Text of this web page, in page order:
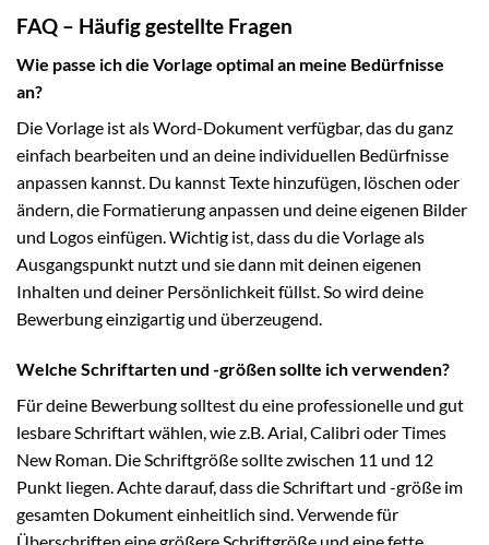
FAQ – Häufig gestellte Fragen
Wie passe ich die Vorlage optimal an meine Bedürfnisse
an?
Die Vorlage ist als Word-Dokument verfügbar, das du ganz
einfach bearbeiten und an deine individuellen Bedürfnisse
anpassen kannst. Du kannst Texte hinzufügen, löschen oder
ändern, die Formatierung anpassen und deine eigenen Bilder
und Logos einfügen. Wichtig ist, dass du die Vorlage als
Ausgangspunkt nutzt und sie dann mit deinen eigenen
Inhalten und deiner Persönlichkeit füllst. So wird deine
Bewerbung einzigartig und überzeugend.
Welche Schriftarten und -größen sollte ich verwenden?
Für deine Bewerbung solltest du eine professionelle und gut
lesbare Schriftart wählen, wie z.B. Arial, Calibri oder Times
New Roman. Die Schriftgröße sollte zwischen 11 und 12
Punkt liegen. Achte darauf, dass die Schriftart und -größe im
gesamten Dokument einheitlich sind. Verwende für
Überschriften eine größere Schriftgröße und eine fette